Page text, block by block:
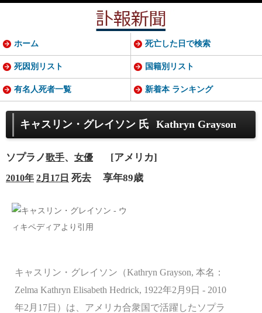
キャスリン・グレイソン 氏 Kathryn Grayson
ソプラノ歌手、 女優 [アメリカ]
2010年 2月17日 死去 享年89歳
キャスリン・グレイソン（Kathryn Grayson, 本名：
Zelma Kathryn Elisabeth Hedrick, 1922年2月9日 - 2010
年2月17日）は、アメリカ合衆国で活躍したソプラ
ホーム 死亡した日で検索
死因別リスト 国籍別リスト
有名人死者一覧 新着本 ランキング